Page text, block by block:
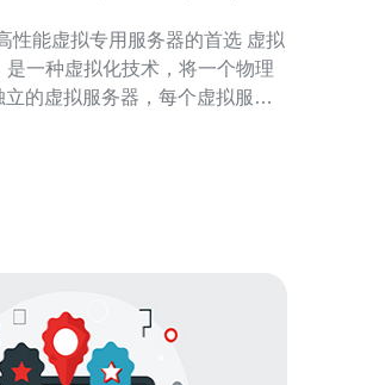
能虚拟专用服务器的首选 虚拟
一种虚拟化技术，将一个物理
的虚拟服务器，每个虚拟服务
重要的考虑因素。新加坡CN2